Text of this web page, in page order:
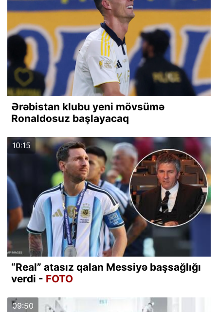
Ərəbistan klubu yeni mövsümə
Ronaldosuz başlayacaq
10:15
“Real” atasız qalan Messiyə başsağlığı
verdi - FOTO
09:50